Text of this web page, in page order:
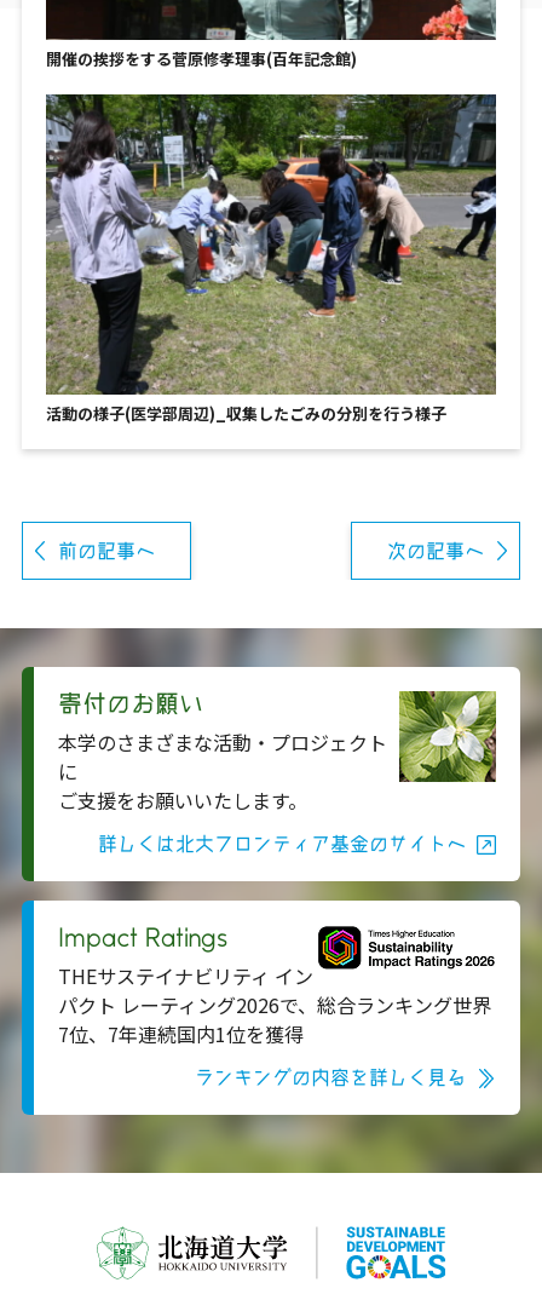
開催の挨拶をする菅原修孝理事(百年記念館)
活動の様子(医学部周辺)_収集したごみの分別を行う様子
前の記事へ 次の記事へ
寄付のお願い
本学のさまざまな活動・プロジェクト
に
ご支援をお願いいたします。
詳しくは北大フロンティア基金のサイトへ
Impact Ratings
THEサステイナビリティ イン
パクト レーティング2026で、総合ランキング世界
7位、7年連続国内1位を獲得
ランキングの内容を詳しく見る